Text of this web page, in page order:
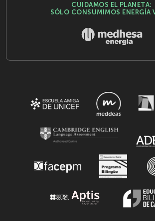
CUIDAMOS EL PLANETA:
SÓLO CONSUMIMOS ENERGÍA